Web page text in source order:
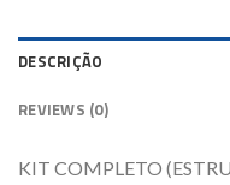
DESCRIÇÃO
REVIEWS (0)
KIT COMPLETO